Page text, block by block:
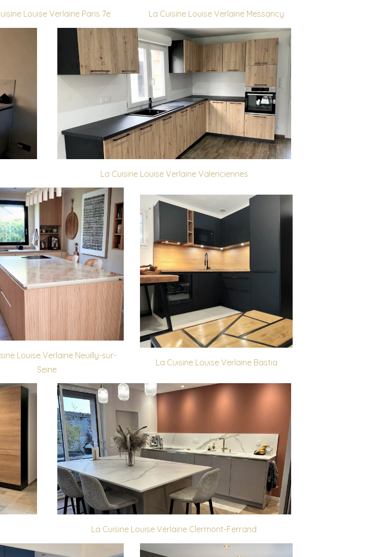
Louise Verlaine Paris 7e La Cuisine Louise Verlaine Messancy
La Cuisine Louise Verlaine Valenciennes
Louise Verlaine Neuilly-sur-
Seine
La Cuisine Louise Verlaine Bastia
La Cuisine Louise Verlaine Clermont-Ferrand